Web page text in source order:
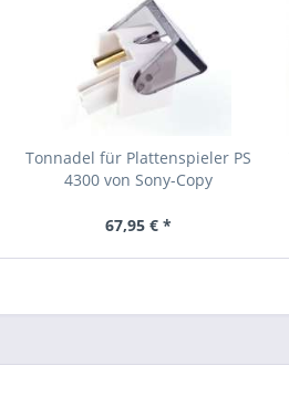
Tonnadel für Plattenspieler PS
4300 von Sony-Copy
67,95 € *